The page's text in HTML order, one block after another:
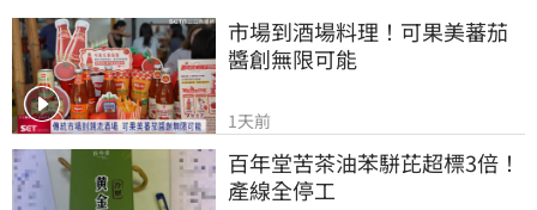
市場到酒場料理！可果美蕃茄
醬創無限可能
1天前
百年堂苦茶油苯駢芘超標3倍！
產線全停工